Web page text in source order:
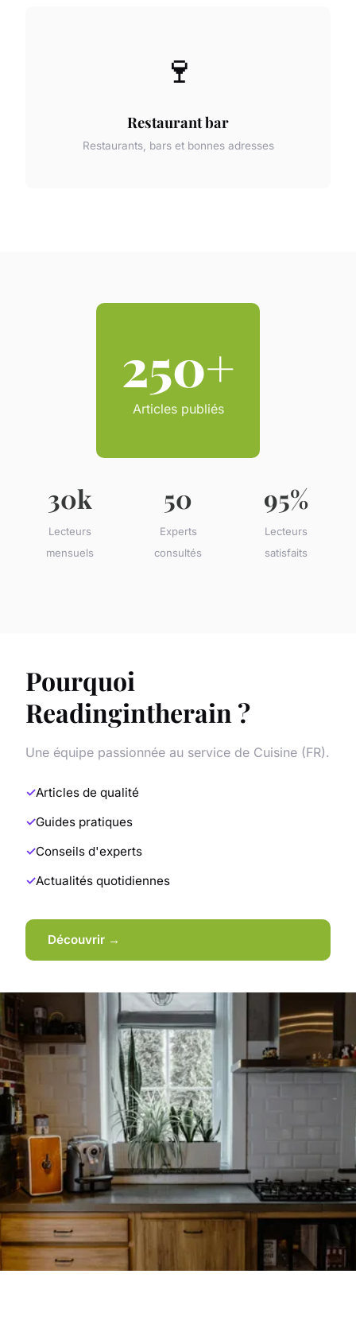
🍷
Restaurant bar
Restaurants, bars et bonnes adresses
250+
Articles publiés
30k
Lecteurs
mensuels
50
Experts
consultés
95%
Lecteurs
satisfaits
Pourquoi
Readingintherain ?
Une équipe passionnée au service de Cuisine (FR).
Articles de qualité
Guides pratiques
Conseils d'experts
Actualités quotidiennes
Découvrir →